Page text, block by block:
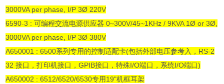
3000VA per phase, I/P 3Ø 220V
6590-3 : 可编程交流电源供应器 0~300V/45~1KHz / 9KVA 1Ø or 3Ø,
3000VA per phase, I/P 3Ø 380V
A650001 : 6500系列专用的控制适配卡(包括外部电压参考入，RS-2
32 接口，打印机接口，GPIB接口，特殊I/O端口，系统I/O端口)
A650002 : 6512/6520/6530专用19"机框耳架